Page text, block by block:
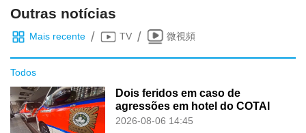
Outras notícias
Mais recente / TV / 微視頻
Todos
Dois feridos em caso de
agressões em hotel do COTAI
2026-08-06 14:45